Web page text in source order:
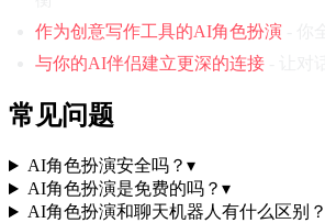
作为创意写作工具的AI角色扮演
与你的AI伴侣建立更深的连接
常见问题
AI角色扮演安全吗？ ▾
AI角色扮演是免费的吗？ ▾
AI角色扮演和聊天机器人有什么区别？